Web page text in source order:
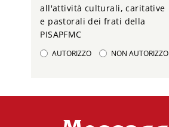
all'attività culturali, caritative
e pastorali dei frati della
PISAPFMC
AUTORIZZO NON AUTORIZZO